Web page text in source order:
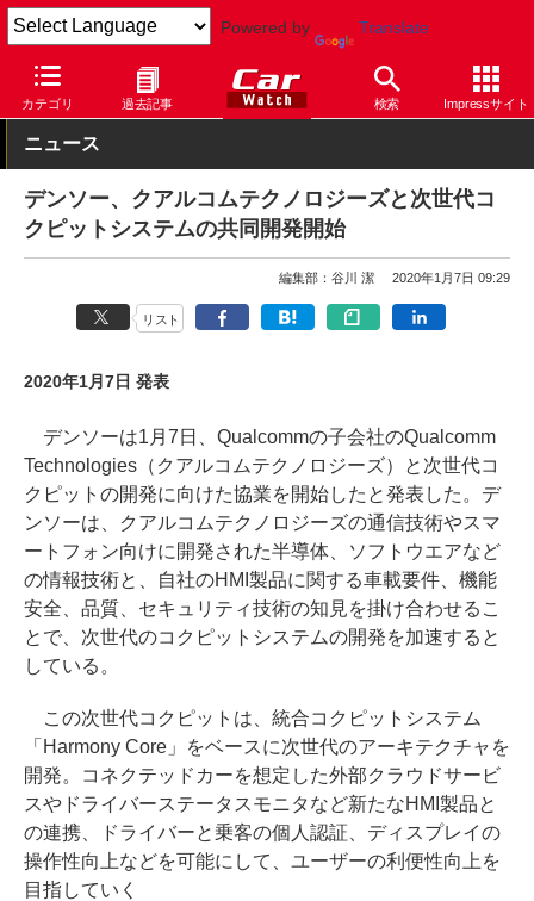
Powered by Translate
カテゴリ 過去記事 検索 Impressサイト
Car Watch 技術 安全 先進安全
ニュース
デンソー、クアルコムテクノロジーズと次世代コ
クピットシステムの共同開発開始
編集部：谷川 潔 2020年1月7日 09:29
リスト
2020年1月7日 発表
デンソーは1月7日、Qualcommの子会社のQualcomm
Technologies（クアルコムテクノロジーズ）と次世代コ
クピットの開発に向けた協業を開始したと発表した。デ
ンソーは、クアルコムテクノロジーズの通信技術やスマ
ートフォン向けに開発された半導体、ソフトウエアなど
の情報技術と、自社のHMI製品に関する車載要件、機能
安全、品質、セキュリティ技術の知見を掛け合わせるこ
とで、次世代のコクピットシステムの開発を加速すると
している。
この次世代コクピットは、統合コクピットシステム
「Harmony Core」をベースに次世代のアーキテクチャを
開発。コネクテッドカーを想定した外部クラウドサービ
スやドライバーステータスモニタなど新たなHMI製品と
の連携、ドライバーと乗客の個人認証、ディスプレイの
操作性向上などを可能にして、ユーザーの利便性向上を
目指していく